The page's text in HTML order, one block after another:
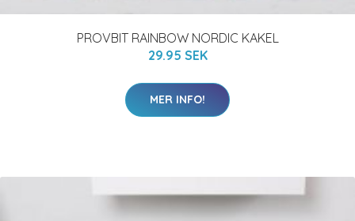
PROVBIT RAINBOW NORDIC KAKEL
29.95 SEK
MER INFO!